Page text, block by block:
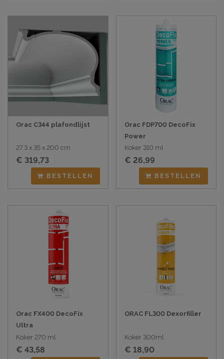
Orac C344 plafondlijst
27,3 x 35 x 200 cm
€ 319,73
BESTELLEN
Orac FDP700 DecoFix
Power
Koker 310 ml
€ 26,99
BESTELLEN
Orac FX400 DecoFix
Ultra
Koker 270 ml
€ 43,58
ORAC FL300 Dexorfiller
Koker 300ml
€ 18,90